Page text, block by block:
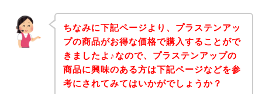
ちなみに下記ページより、プラステンアッ
プの商品がお得な価格で購入することがで
きましたよ♪なので、プラステンアップの
商品に興味のある方は下記ページなどを参
考にされてみてはいかがでしょうか？